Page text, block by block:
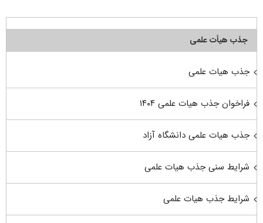
جذب هیأت علمی
جذب هیات علمی
فراخوان جذب هیات علمی ۱۴۰۴
جذب هیات علمی دانشگاه آزاد
شرایط سنی جذب هیات علمی
شرایط جذب هیات علمی